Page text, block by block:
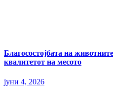
Благосостојбата на
квалитетот на месото
јуни 4, 2026